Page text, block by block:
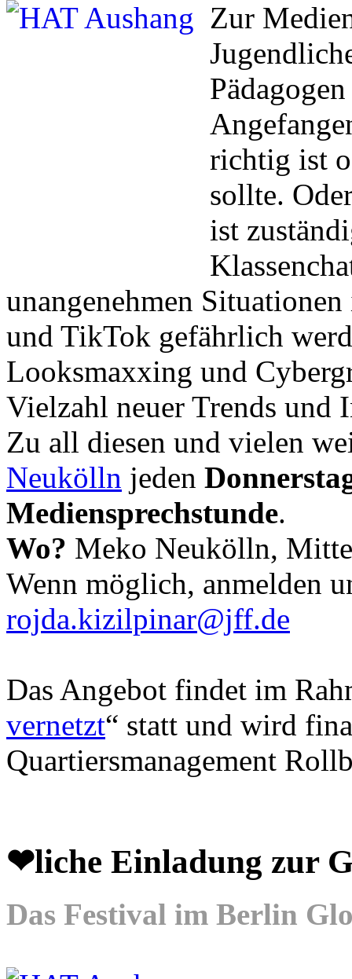
Zur
richtig ist
sollte.
ist
unangenehmen
und TikTok gefährlich
Looksmaxxing und
Vielzahl neuer Trends und
Zu all diesen und vielen
Neukölln jeden
Mediensprechstunde.
Wo? Meko Neukölln,
Wenn möglich, anmelden
rojda.kizilpinar@jff.de
Das Angebot findet im
vernetzt“ statt und wird
Quartiersmanagement
❤liche Einladung zur
Das Festival im Berlin